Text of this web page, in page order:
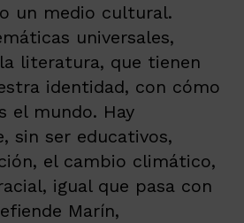
un medio cultural.
universales,
literatura, que tienen
identidad, con cómo
el mundo. Hay
sin ser educativos,
el cambio climático,
igual que pasa con
Marín,